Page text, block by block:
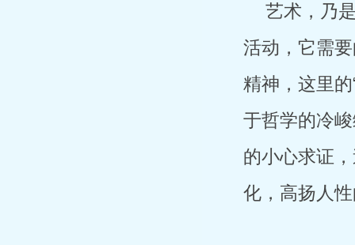
艺术，乃
活动，它需
精神，这里
于哲学的冷
的小心求证
化，高扬人